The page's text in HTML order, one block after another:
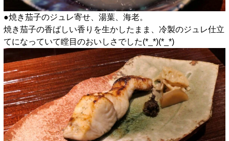
●焼き茄子のジュレ寄せ、湯葉、海老。
焼き茄子の香ばしい香りを生かしたまま、冷製のジュレ仕立
てになっていて瞠目のおいしさでした(*_*)(*_*)